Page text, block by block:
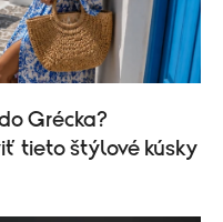
Grécka?
tieto štýlové kúsky